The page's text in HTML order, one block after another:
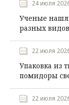
24 июля
Ученые
разных
22 июля
Упаковка из
помидоры
22 июля